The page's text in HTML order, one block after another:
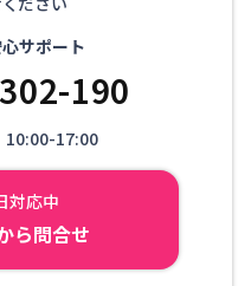
サポート
190
17:00
対応中
ら問合せ